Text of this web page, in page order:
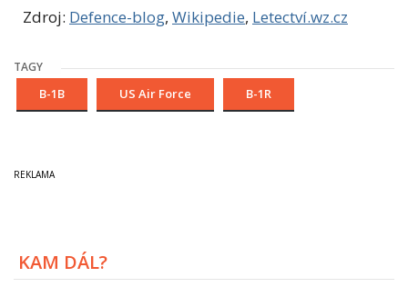
Zdroj: Defence-blog, Wikipedie, Letectví.wz.cz
TAGY
B-1B US Air Force B-1R
KAM DÁL?